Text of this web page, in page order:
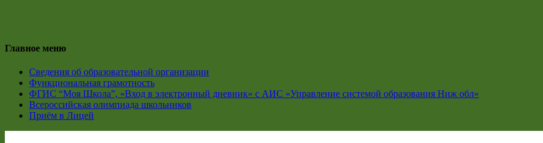
Главное меню
Сведения об образовательной организации
Функциональная грамотность
ФГИС “Моя Школа”, «Вход в электронный дневник» с АИС «Управление системой образования Ниж обл»
Всероссийская олимпиада школьников
Приём в Лицей